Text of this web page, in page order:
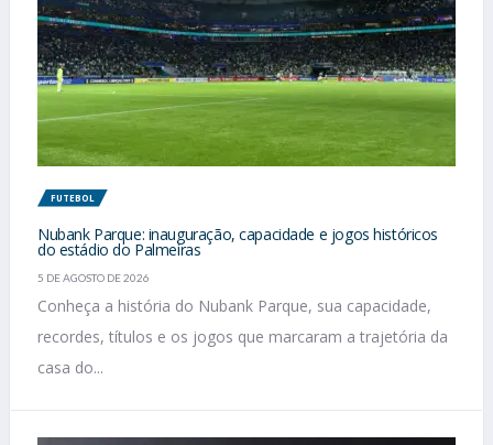
FUTEBOL
Nubank Parque: inauguração, capacidade e jogos históricos
do estádio do Palmeiras
5 DE AGOSTO DE 2026
Conheça a história do Nubank Parque, sua capacidade,
recordes, títulos e os jogos que marcaram a trajetória da
casa do...